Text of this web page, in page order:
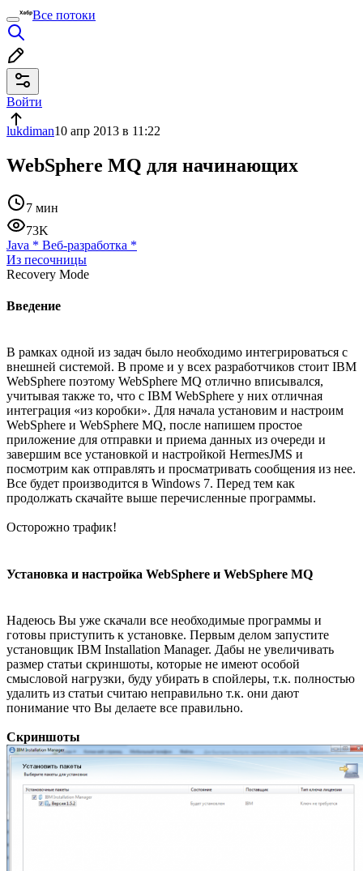
Все потоки
Войти
lukdiman10 апр 2013 в 11:22
WebSphere MQ для начинающих
7 мин
73K
Java * Веб-разработка *
Из песочницы
Recovery Mode
Введение
В рамках одной из задач было необходимо интегрироваться с
внешней системой. В проме и у всех разработчиков стоит IBM
WebSphere поэтому WebSphere MQ отлично вписывался,
учитывая также то, что с IBM WebSphere у них отличная
интеграция «из коробки». Для начала установим и настроим
WebSphere и WebSphere MQ, после напишем простое
приложение для отправки и приема данных из очереди и
завершим все установкой и настройкой HermesJMS и
посмотрим как отправлять и просматривать сообщения из нее.
Все будет производится в Windows 7. Перед тем как
продолжать скачайте выше перечисленные программы.
Осторожно трафик!
Установка и настройка WebSphere и WebSphere MQ
Надеюсь Вы уже скачали все необходимые программы и
готовы приступить к установке. Первым делом запустите
установщик IBM Installation Manager. Дабы не увеличивать
размер статьи скриншоты, которые не имеют особой
смысловой нагрузки, буду убирать в спойлеры, т.к. полностью
удалить из статьи считаю неправильно т.к. они дают
понимание что Вы делаете все правильно.
Скриншоты